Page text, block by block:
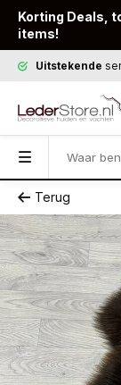
Korting Deals,
items!
Uitstekende
Terug